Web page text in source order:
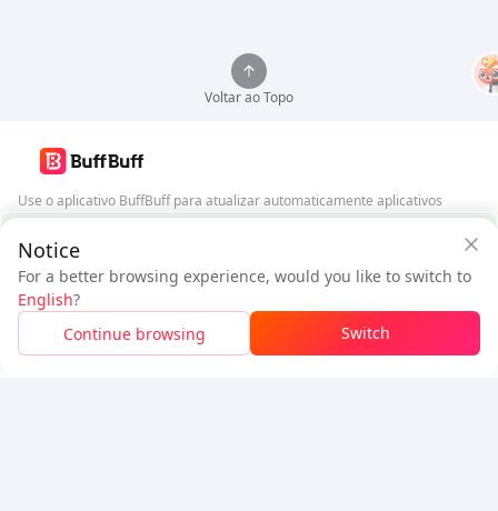
$21.32
Novo Usuário:
$22.86
Faça Login Para Obter Desconto
Notice
For a better browsing experience, would you like to switch to
English?
Continue browsing
Switch
Voltar ao Topo
Use o aplicativo BuffBuff para atualizar automaticamente aplicativos
Android
Baixar BuffBuff
Siga-nos